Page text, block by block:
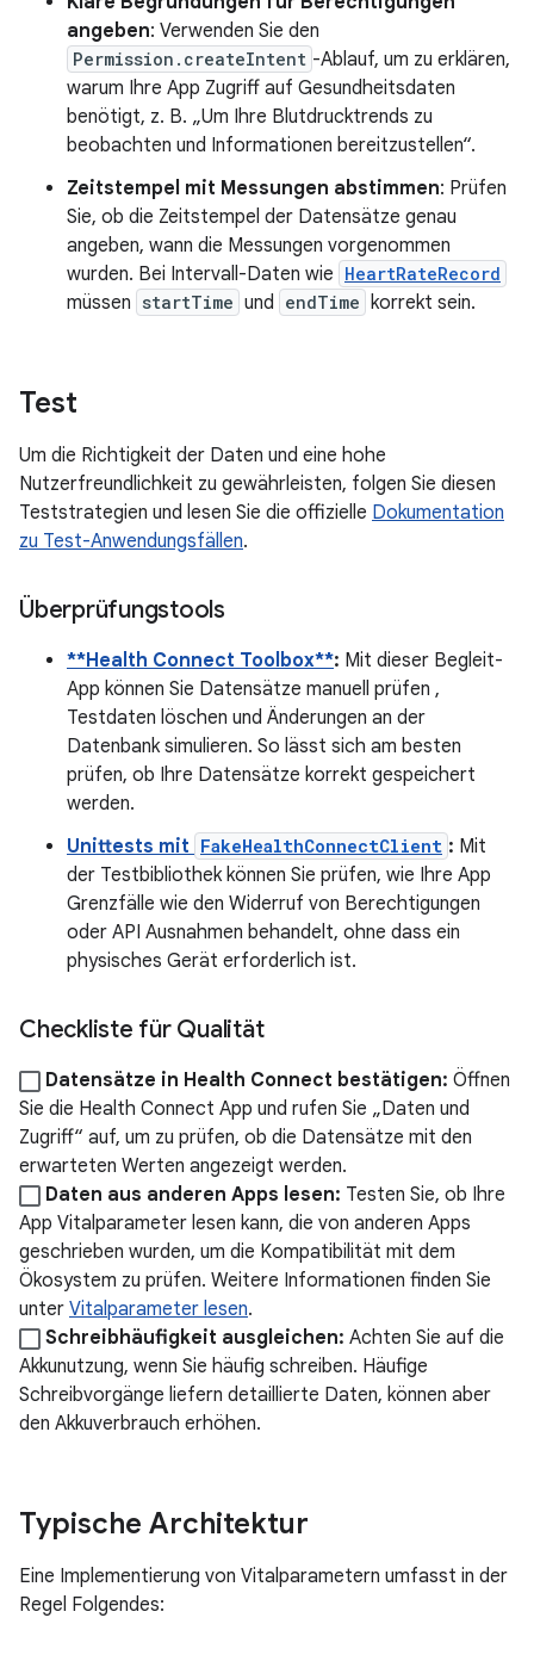
angeben: Verwenden Sie den
Permission.createIntent -Ablauf, um zu erklären,
warum Ihre App Zugriff auf Gesundheitsdaten
benötigt, z. B. „Um Ihre Blutdrucktrends zu
beobachten und Informationen bereitzustellen“.
Zeitstempel mit Messungen abstimmen: Prüfen
Sie, ob die Zeitstempel der Datensätze genau
angeben, wann die Messungen vorgenommen
wurden. Bei Intervall-Daten wie HeartRateRecord
müssen startTime und endTime korrekt sein.
Test
Um die Richtigkeit der Daten und eine hohe
Nutzerfreundlichkeit zu gewährleisten, folgen Sie diesen
Teststrategien und lesen Sie die offizielle Dokumentation
zu Test-Anwendungsfällen.
Überprüfungstools
**Health Connect Toolbox**: Mit dieser Begleit-
App können Sie Datensätze manuell prüfen ,
Testdaten löschen und Änderungen an der
Datenbank simulieren. So lässt sich am besten
prüfen, ob Ihre Datensätze korrekt gespeichert
werden.
Unittests mit FakeHealthConnectClient : Mit
der Testbibliothek können Sie prüfen, wie Ihre App
Grenzfälle wie den Widerruf von Berechtigungen
oder API Ausnahmen behandelt, ohne dass ein
physisches Gerät erforderlich ist.
Checkliste für Qualität
Datensätze in Health Connect bestätigen: Öffnen
Sie die Health Connect App und rufen Sie „Daten und
Zugriff“ auf, um zu prüfen, ob die Datensätze mit den
erwarteten Werten angezeigt werden.
Daten aus anderen Apps lesen: Testen Sie, ob Ihre
App Vitalparameter lesen kann, die von anderen Apps
geschrieben wurden, um die Kompatibilität mit dem
Ökosystem zu prüfen. Weitere Informationen finden Sie
unter Vitalparameter lesen.
Schreibhäufigkeit ausgleichen: Achten Sie auf die
Akkunutzung, wenn Sie häufig schreiben. Häufige
Schreibvorgänge liefern detaillierte Daten, können aber
den Akkuverbrauch erhöhen.
Typische Architektur
Eine Implementierung von Vitalparametern umfasst in der
Regel Folgendes: